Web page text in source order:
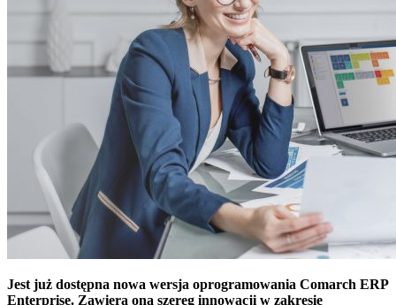
Jest już dostępna nowa wersja oprogramowania Comarch ERP
Enterprise. Zawiera ona szereg innowacji w zakresie